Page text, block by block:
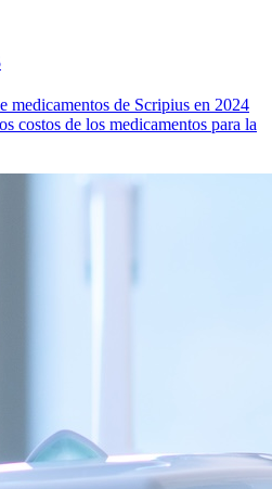
medicamentos de Scripius en 2024
costos de los medicamentos para la